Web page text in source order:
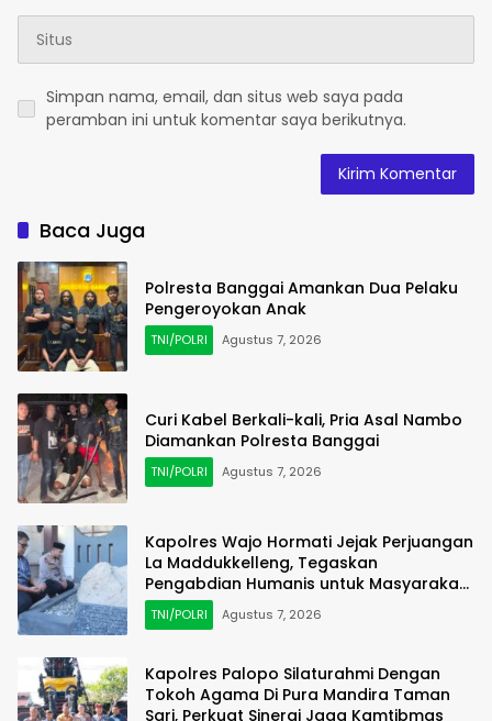
Simpan nama, email, dan situs web saya pada
peramban ini untuk komentar saya berikutnya.
Baca Juga
Polresta Banggai Amankan Dua Pelaku
Pengeroyokan Anak
TNI/POLRI Agustus 7, 2026
Curi Kabel Berkali-kali, Pria Asal Nambo
Diamankan Polresta Banggai
TNI/POLRI Agustus 7, 2026
Kapolres Wajo Hormati Jejak Perjuangan
La Maddukkelleng, Tegaskan
Pengabdian Humanis untuk Masyarakat
Wajo
TNI/POLRI Agustus 7, 2026
Kapolres Palopo Silaturahmi Dengan
Tokoh Agama Di Pura Mandira Taman
Sari, Perkuat Sinergi Jaga Kamtibmas